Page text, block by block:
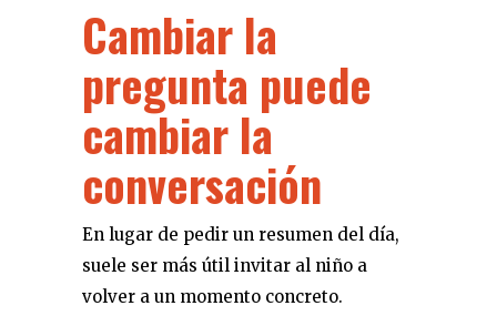
Cambiar la
pregunta puede
cambiar la
conversación
En lugar de pedir un resumen del día,
suele ser más útil invitar al niño a
volver a un momento concreto.